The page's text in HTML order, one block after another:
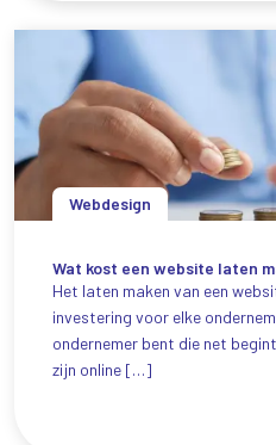
Webdesign
Wat kost een website laten
Het laten maken van een
investering voor elke
ondernemer bent die net
zijn online […]